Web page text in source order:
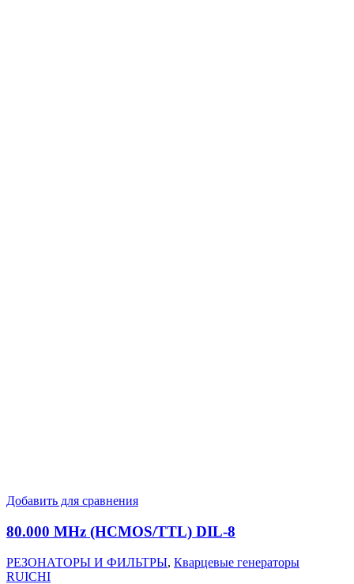
Добавить для сравнения
80.000 MHz (HCMOS/TTL) DIL-8
РЕЗОНАТОРЫ И ФИЛЬТРЫ, Кварцевые генераторы
RUICHI